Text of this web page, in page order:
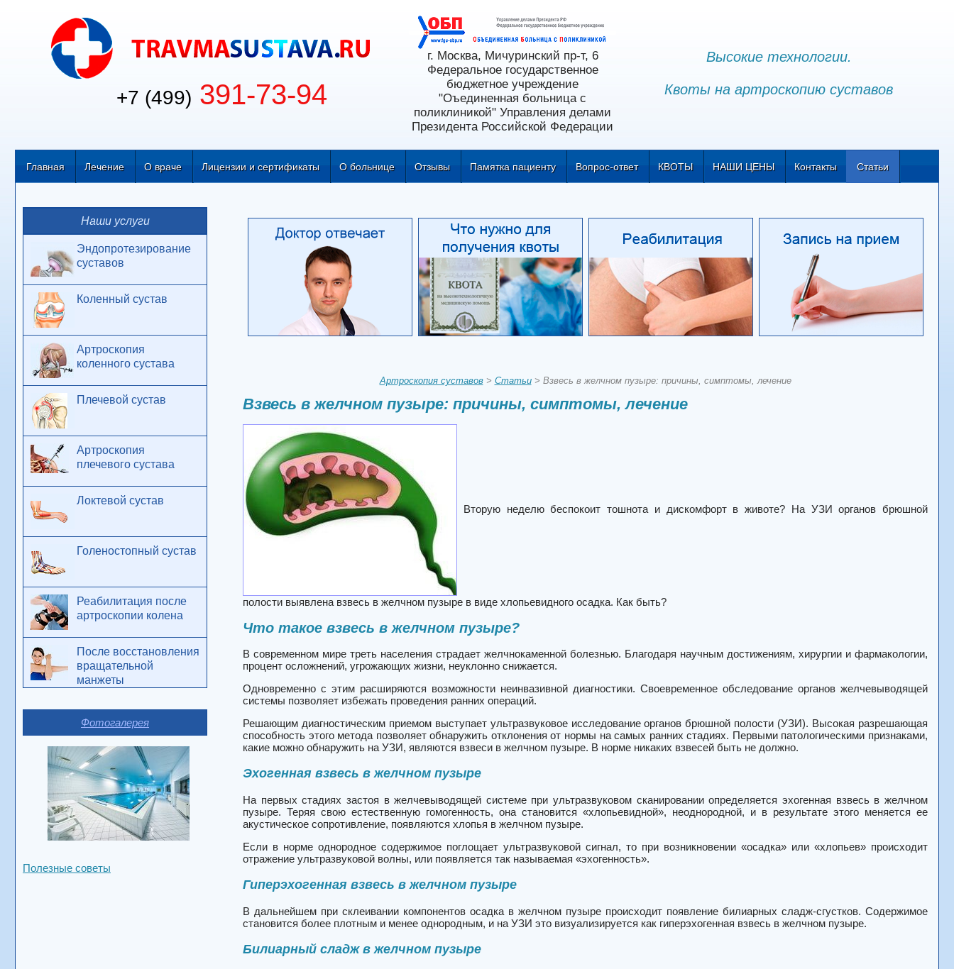
+7 (499) 391-73-94
Высокие технологии.
Квоты на артроскопию суставов
г. Москва, Мичуринский пр-т, 6
Федеральное государственное
бюджетное учреждение
"Оъединенная больница с
поликлиникой" Управления делами
Президента Российской Федерации
Главная Лечение О враче Лицензии и сертификаты О больнице Отзывы Памятка пациенту Вопрос-ответ КВОТЫ НАШИ ЦЕНЫ Контакты Статьи
Артроскопия суставов> Статьи> Взвесь в желчном пузыре: причины, симптомы, лечение
Взвесь в желчном пузыре: причины, симптомы, лечение
Вторую неделю беспокоит тошнота и дискомфорт в животе? На УЗИ органов брюшной
полости выявлена взвесь в желчном пузыре в виде хлопьевидного осадка. Как быть?
Что такое взвесь в желчном пузыре?
В современном мире треть населения страдает желчнокаменной болезнью. Благодаря научным достижениям, хирургии и фармакологии,
процент осложнений, угрожающих жизни, неуклонно снижается.
Одновременно с этим расширяются возможности неинвазивной диагностики. Своевременное обследование органов желчевыводящей
системы позволяет избежать проведения ранних операций.
Решающим диагностическим приемом выступает ультразвуковое исследование органов брюшной полости (УЗИ). Высокая разрешающая
способность этого метода позволяет обнаружить отклонения от нормы на самых ранних стадиях. Первыми патологическими признаками,
какие можно обнаружить на УЗИ, являются взвеси в желчном пузыре. В норме никаких взвесей быть не должно.
Эхогенная взвесь в желчном пузыре
На первых стадиях застоя в желчевыводящей системе при ультразвуковом сканировании определяется эхогенная взвесь в желчном
пузыре. Теряя свою естественную гомогенность, она становится «хлопьевидной», неоднородной, и в результате этого меняется ее
акустическое сопротивление, появляются хлопья в желчном пузыре.
Если в норме однородное содержимое поглощает ультразвуковой сигнал, то при возникновении «осадка» или «хлопьев» происходит
отражение ультразвуковой волны, или появляется так называемая «эхогенность».
Гиперэхогенная взвесь в желчном пузыре
В дальнейшем при склеивании компонентов осадка в желчном пузыре происходит появление билиарных сладж-сгустков. Содержимое
становится более плотным и менее однородным, и на УЗИ это визуализируется как гиперэхогенная взвесь в желчном пузыре.
Билиарный сладж в желчном пузыре
Наши услуги
Эндопротезирование
суставов
Коленный сустав
Артроскопия
коленного сустава
Плечевой сустав
Артроскопия
плечевого сустава
Локтевой сустав
Голеностопный сустав
Реабилитация после
артроскопии колена
После восстановления
вращательной
манжеты
Фотогалерея
Полезные советы